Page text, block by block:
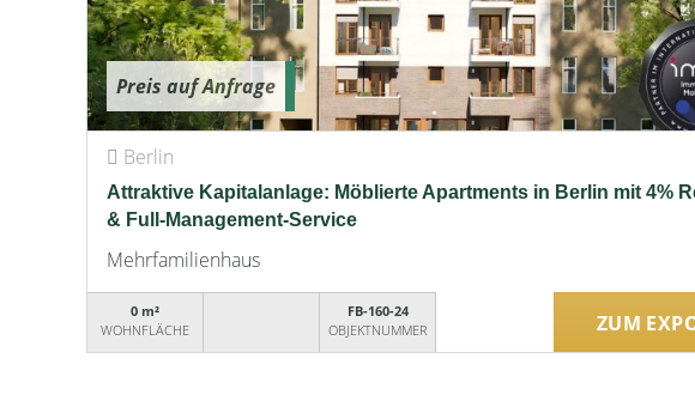
Preis auf Anfrage
Berlin
Attraktive Kapitalanlage: Möblierte Apartments in Berlin mit 4%
& Full-Management-Service
Mehrfamilienhaus
0 m²
WOHNFLÄCHE
FB-160-24
OBJEKTNUMMER
ZUM